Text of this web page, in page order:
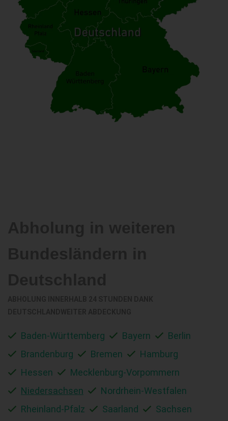
Baden-Württemberg Bayern
Berlin
Brandenburg
Bremen
Hamburg
Hessen
Mecklenburg-Vorpommern
Niedersachsen
Nordrhein-Westfalen
Rheinland-Pfalz
Saarland
Sachsen